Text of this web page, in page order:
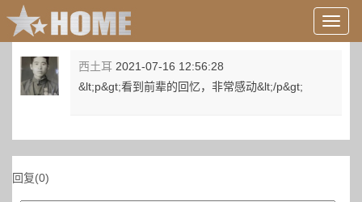
用
户
西土耳 2021-07-16 12:56:28
&lt;p&gt;看到前辈的回忆，非常感动&lt;/p&gt;
回复(0)